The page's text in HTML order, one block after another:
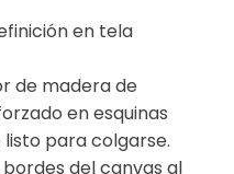
en tela
de madera de
en esquinas
para colgarse.
del canvas al